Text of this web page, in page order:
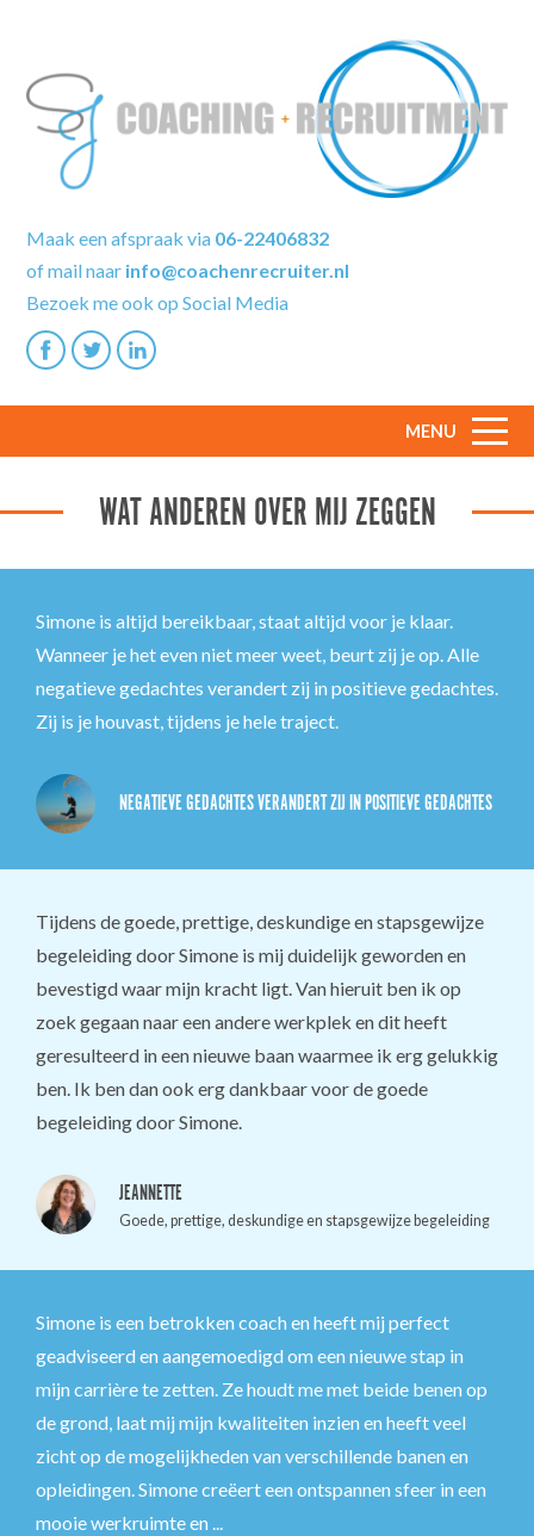
Maak een afspraak via 06-22406832
of mail naar info@coachenrecruiter.nl
Bezoek me ook op Social Media
MENU
WAT ANDEREN OVER MIJ ZEGGEN
Simone is altijd bereikbaar, staat altijd voor je klaar.
Wanneer je het even niet meer weet, beurt zij je op. Alle
negatieve gedachtes verandert zij in positieve gedachtes.
Zij is je houvast, tijdens je hele traject.
NEGATIEVE GEDACHTES VERANDERT ZIJ IN POSITIEVE GEDACHTES
Tijdens de goede, prettige, deskundige en stapsgewijze
begeleiding door Simone is mij duidelijk geworden en
bevestigd waar mijn kracht ligt. Van hieruit ben ik op
zoek gegaan naar een andere werkplek en dit heeft
geresulteerd in een nieuwe baan waarmee ik erg gelukkig
ben. Ik ben dan ook erg dankbaar voor de goede
begeleiding door Simone.
JEANNETTE
Goede, prettige, deskundige en stapsgewijze begeleiding
Simone is een betrokken coach en heeft mij perfect
geadviseerd en aangemoedigd om een nieuwe stap in
mijn carrière te zetten. Ze houdt me met beide benen op
de grond, laat mij mijn kwaliteiten inzien en heeft veel
zicht op de mogelijkheden van verschillende banen en
opleidingen. Simone creëert een ontspannen sfeer in een
mooie werkruimte en ...